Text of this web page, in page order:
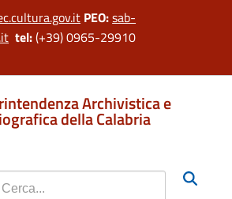
PEO:sab-
tel:(+39) 0965-29910
Archivistica e
della Calabria
Cerca nel sito